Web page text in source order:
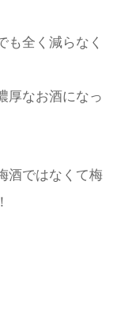
も全く減らなく
厚なお酒になっ
酒ではなくて梅